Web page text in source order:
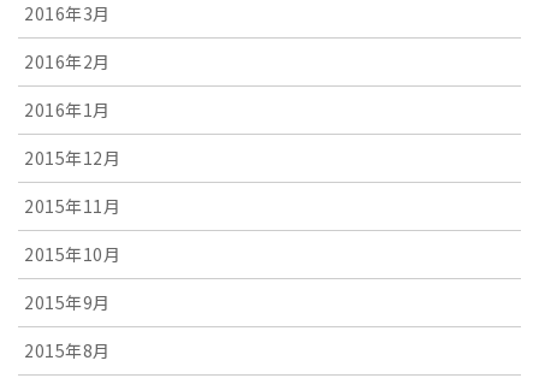
2016年3月
2016年2月
2016年1月
2015年12月
2015年11月
2015年10月
2015年9月
2015年8月